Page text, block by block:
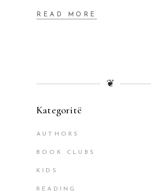
READ MORE
❦
Kategoritë
AUTHORS
BOOK CLUBS
KIDS
READING